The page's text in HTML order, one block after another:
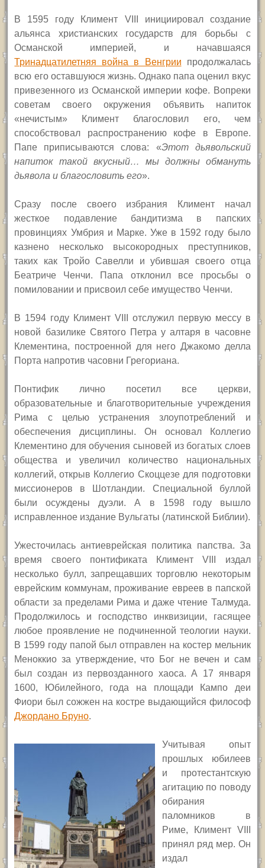
В 1595 году Климент VIII инициировал создание
альянса христианских государств для борьбы с
Османской империей, и начавшаяся
Тринадцатилетняя война в Венгрии продолжалась
всю его оставшуюся жизнь.Однако папа оценил вкус
привезенного из Османской империи кофе. Вопреки
советам своего окружения объявить напиток
«нечистым» Климент благословил его, чем
способствовал распространению кофе в Европе.
Папе приписываются слова: «Этот дьявольский
напиток такой вкусный… мы должны обмануть
дьявола и благословить его».
Сразу после своего избрания Климент начал
жесткое подавление бандитизма в папских
провинциях Умбрия и Марке. Уже в 1592 году было
казнено несколько высокородных преступников,
таких как Тройо Савелли и убившая своего отца
Беатриче Ченчи. Папа отклонил все просьбы о
помиловании и присвоил себе имущество Ченчи.
В 1594 году Климент VIII отслужил первую мессу в
новой базилике Святого Петра у алтаря в часовне
Клементина, построенной для него Джакомо делла
Порта напротив часовни Грегориана.
Понтифик лично посетил все церкви,
образовательные и благотворительные учреждения
Рима с целью устранения злоупотреблений и
обеспечения дисциплины. Он основал Коллегио
Клементино для обучения сыновей из богатых слоев
общества и увеличил количество национальных
коллегий, открыв Коллегио Скоццезе для подготовки
миссионеров в Шотландии. Специальной буллой
были осуждены дуэли. А в 1598 году вышло
исправленное издание Вульгаты (латинской Библии).
Ужесточилась антиеврейская политика папства. За
время своего понтификата КлиментVIII издал
несколько булл, запрещавших торговлю некоторым
еврейским коммунам, проживание евреев в папской
области за пределами Рима и даже чтение Талмуда.
Продолжилось и господство инквизиции, гасящее
любое проявление не подчиненной теологии науки.
В 1599 году папой был отправлен на костер мельник
Меноккио за утверждение, что Бог не вечен и сам
был создан из первозданного хаоса. А 17 января
1600, Юбилейного, года на площади Кампо деи
Фиори был сожжен на костре выдающийся философ
Джордано Бруно.
Учитывая опыт
прошлых юбилеев
и протестантскую
агитацию по поводу
обирания
паломников в
Риме, Климент VIII
принял ряд мер. Он
издал